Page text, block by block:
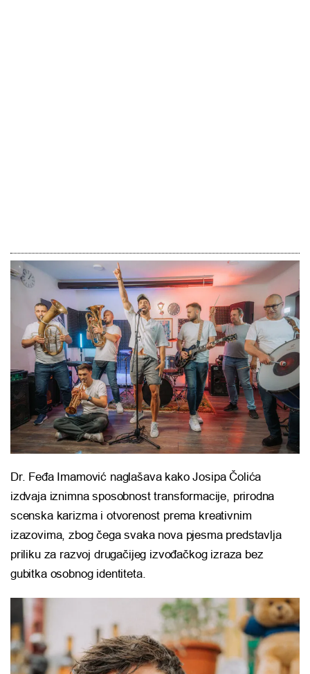
Dr. Feđa Imamović naglašava kako Josipa Čolića
izdvaja iznimna sposobnost transformacije, prirodna
scenska karizma i otvorenost prema kreativnim
izazovima, zbog čega svaka nova pjesma predstavlja
priliku za razvoj drugačijeg izvođačkog izraza bez
gubitka osobnog identiteta.